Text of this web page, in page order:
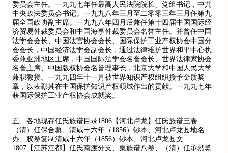
委员会主任。一九九七年任最高人民法院院长、党组书记，中共
中央政法委员会书记。一九九八年三月至二零零三年三月任第九
届全国政协副主席。一九九八年四月后兼任第十四届中国国际经
济贸易仲裁委员会和中国海事仲裁委员会名誉主任。并曾任中国
法学会会长、中国法官协会会长、国际保护工业产权协会中国分
会会长，中国经济法学会副会长，通过法律维护世界和平中心执
委兼亚洲地区主席，中国国际法学会名誉会长、世界法律家协会
名誉主席、中国版权协会名誉理事长，北京大学和中国人民大学
兼职教授。一九九四年十一月被世界知识产权组织授予金质奖
章，以表彰其在中国保护知识产权领域作出的贡献。一九九七年
获国际保护工业产权协会成就奖。
五、各地现存任氏族谱目录1806【河北卢龙】任氏族谱三卷
（清）任保合纂、清咸丰六年（1856）钞本、河北卢龙县地名
办、胶卷复制清咸丰六年（1856）钞本、河北卢龙县文
1807【江苏江都】任氏南渡分支、集族谱八卷、（清）任承烈纂